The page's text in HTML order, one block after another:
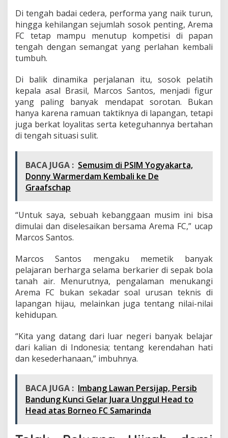
S
e
a
m
i
J
i
w
a
g
o
E
Di tengah badai cedera, performa yang naik turun,
hingga kehilangan sejumlah sosok penting, Arema
FC tetap mampu menutup kompetisi di papan
tengah dengan semangat yang perlahan kembali
tumbuh.
Di balik dinamika perjalanan itu, sosok pelatih
kepala asal Brasil, Marcos Santos, menjadi figur
yang paling banyak mendapat sorotan. Bukan
hanya karena ramuan taktiknya di lapangan, tetapi
juga berkat loyalitas serta keteguhannya bertahan
di tengah situasi sulit.
BACA JUGA : Semusim di PSIM Yogyakarta,
Donny Warmerdam Kembali ke De
Graafschap
“Untuk saya, sebuah kebanggaan musim ini bisa
dimulai dan diselesaikan bersama Arema FC,” ucap
Marcos Santos.
Marcos Santos mengaku memetik banyak
pelajaran berharga selama berkarier di sepak bola
tanah air. Menurutnya, pengalaman menukangi
Arema FC bukan sekadar soal urusan teknis di
lapangan hijau, melainkan juga tentang nilai-nilai
kehidupan.
“Kita yang datang dari luar negeri banyak belajar
dari kalian di Indonesia; tentang kerendahan hati
dan kesederhanaan,” imbuhnya.
BACA JUGA : Imbang Lawan Persijap, Persib
Bandung Kunci Gelar Juara Unggul Head to
Head atas Borneo FC Samarinda